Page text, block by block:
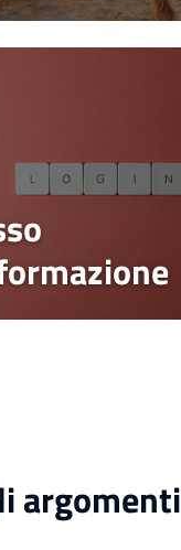
argomenti